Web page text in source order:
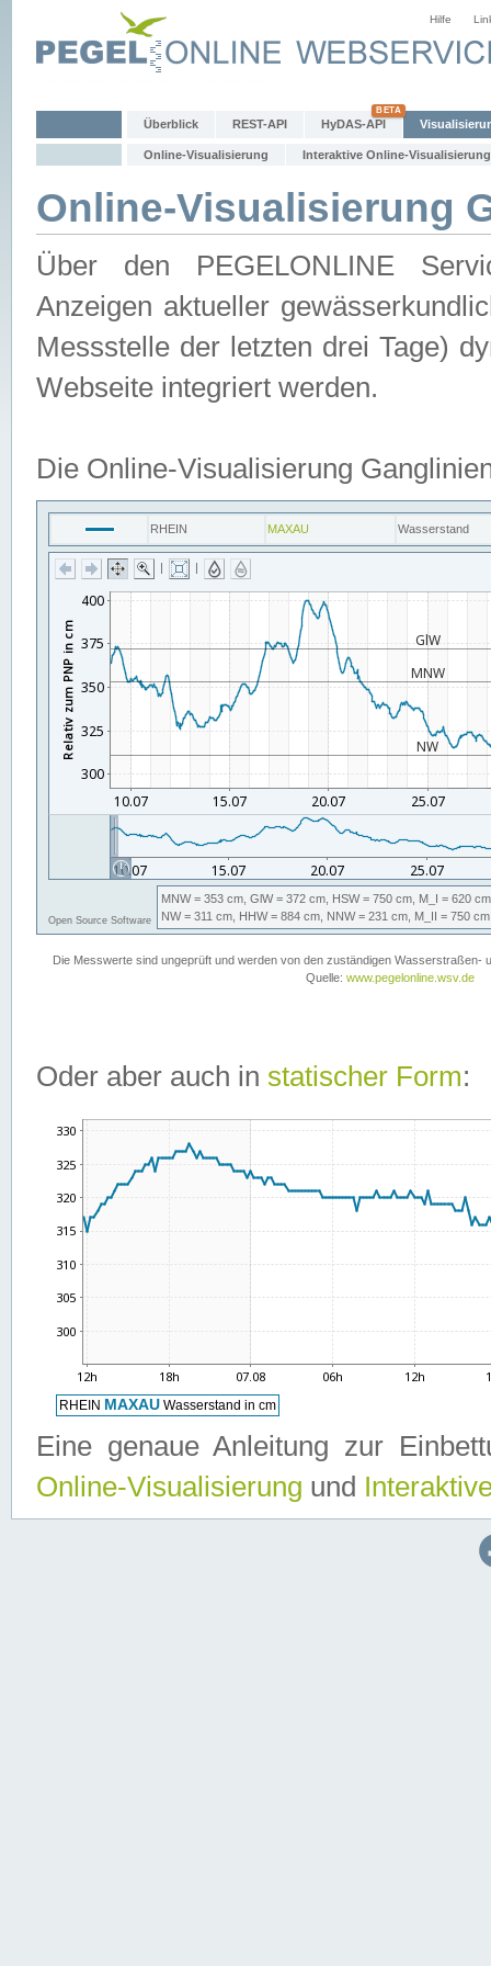
Hilfe
Überblick REST-API HyDAS-API
Online-Visualisierung Interaktive Online-Visualisierung
Online-Visualisierung
Über den PEGELONLINE
Anzeigen aktueller
Messstelle der letzten drei Tage)
Webseite integriert werden.
Die Online-Visualisierung
Oder aber auch in statischer Form:
Eine genaue Anleitung zur
Online-Visualisierung und